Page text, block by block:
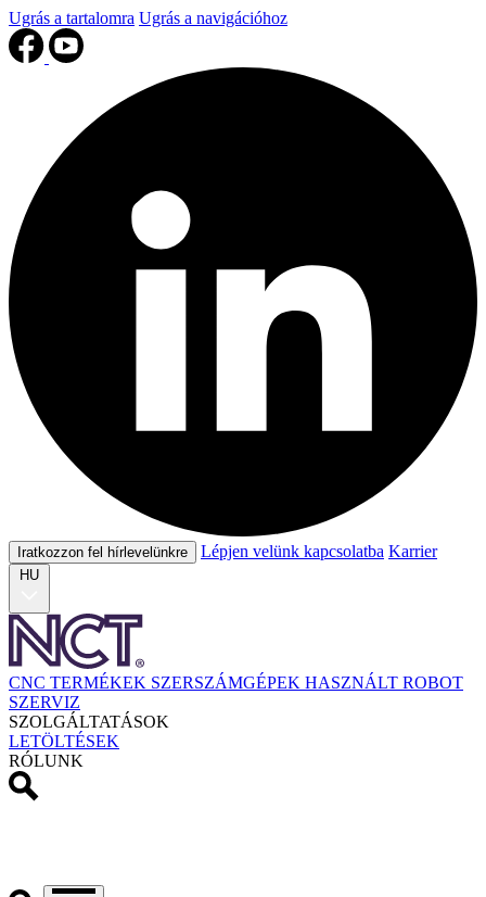
Ugrás a tartalomra Ugrás a navigációhoz
Iratkozzon fel hírlevelünkre Lépjen velünk kapcsolatba Karrier
HU
CNC TERMÉKEK SZERSZÁMGÉPEK HASZNÁLT ROBOT
SZERVIZ
SZOLGÁLTATÁSOK
LETÖLTÉSEK
RÓLUNK